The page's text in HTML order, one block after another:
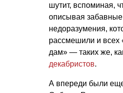
шутит, вспоминая,
описывая забавные
недоразумения,
рассмешили и всех
дам» — таких же,
декабристов.
А впереди были